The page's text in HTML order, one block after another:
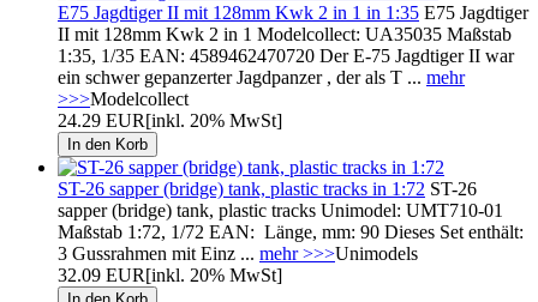
E75 Jagdtiger II mit 128mm Kwk 2 in 1 in 1:35 E75 Jagdtiger
II mit 128mm Kwk 2 in 1 Modelcollect: UA35035 Maßstab
1:35, 1/35 EAN: 4589462470720 Der E-75 Jagdtiger II war
ein schwer gepanzerter Jagdpanzer , der als T ... mehr
>>>Modelcollect
24.29 EUR[inkl. 20% MwSt]
ST-26 sapper (bridge) tank, plastic tracks in 1:72 ST-26
sapper (bridge) tank, plastic tracks Unimodel: UMT710-01
Maßstab 1:72, 1/72 EAN: Länge, mm: 90 Dieses Set enthält:
3 Gussrahmen mit Einz ... mehr >>>Unimodels
32.09 EUR[inkl. 20% MwSt]